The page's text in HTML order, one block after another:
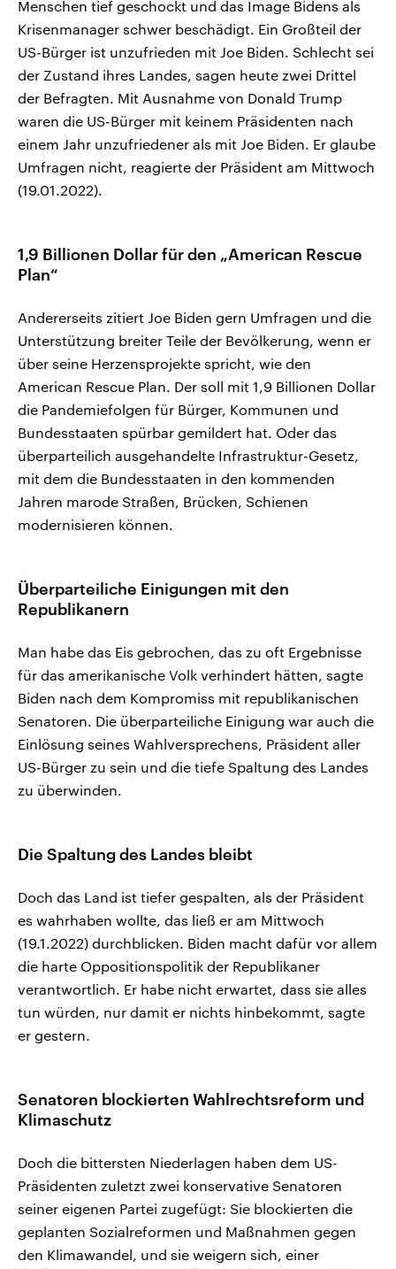
Menschen tief geschockt und das Image Bidens als
Krisenmanager schwer beschädigt. Ein Großteil der
US-Bürger ist unzufrieden mit Joe Biden. Schlecht sei
der Zustand ihres Landes, sagen heute zwei Drittel
der Befragten. Mit Ausnahme von Donald Trump
waren die US-Bürger mit keinem Präsidenten nach
einem Jahr unzufriedener als mit Joe Biden. Er glaube
Umfragen nicht, reagierte der Präsident am Mittwoch
(19.01.2022).
1,9 Billionen Dollar für den „American Rescue
Plan“
Andererseits zitiert Joe Biden gern Umfragen und die
Unterstützung breiter Teile der Bevölkerung, wenn er
über seine Herzensprojekte spricht, wie den
American Rescue Plan. Der soll mit 1,9 Billionen Dollar
die Pandemiefolgen für Bürger, Kommunen und
Bundesstaaten spürbar gemildert hat. Oder das
überparteilich ausgehandelte Infrastruktur-Gesetz,
mit dem die Bundesstaaten in den kommenden
Jahren marode Straßen, Brücken, Schienen
modernisieren können.
Überparteiliche Einigungen mit den
Republikanern
Man habe das Eis gebrochen, das zu oft Ergebnisse
für das amerikanische Volk verhindert hätten, sagte
Biden nach dem Kompromiss mit republikanischen
Senatoren. Die überparteiliche Einigung war auch die
Einlösung seines Wahlversprechens, Präsident aller
US-Bürger zu sein und die tiefe Spaltung des Landes
zu überwinden.
Die Spaltung des Landes bleibt
Doch das Land ist tiefer gespalten, als der Präsident
es wahrhaben wollte, das ließ er am Mittwoch
(19.1.2022) durchblicken. Biden macht dafür vor allem
die harte Oppositionspolitik der Republikaner
verantwortlich. Er habe nicht erwartet, dass sie alles
tun würden, nur damit er nichts hinbekommt, sagte
er gestern.
Senatoren blockierten Wahlrechtsreform und
Klimaschutz
Doch die bittersten Niederlagen haben dem US-
Präsidenten zuletzt zwei konservative Senatoren
seiner eigenen Partei zugefügt: Sie blockierten die
geplanten Sozialreformen und Maßnahmen gegen
den Klimawandel, und sie weigern sich, einer